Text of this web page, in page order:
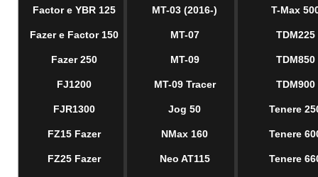
Factor e YBR 125
Fazer e Factor 150
Fazer 250
FJ1200
FJR1300
FZ15 Fazer
FZ25 Fazer
MT-03 (2016-)
MT-07
MT-09
MT-09 Tracer
Jog 50
NMax 160
Neo AT115
T-Max
TDM225
TDM850
TDM900
Tenere
Tenere
Tenere